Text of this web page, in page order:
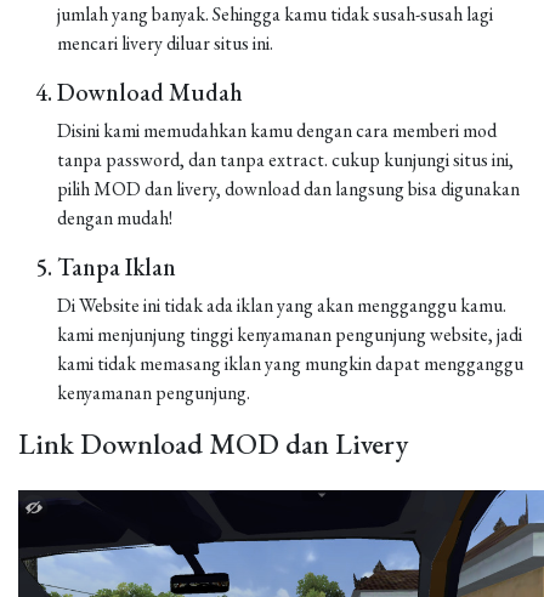
jumlah yang banyak. Sehingga kamu tidak susah-susah lagi
mencari livery diluar situs ini.
Download Mudah
Disini kami memudahkan kamu dengan cara memberi mod
tanpa password, dan tanpa extract. cukup kunjungi situs ini,
pilih MOD dan livery, download dan langsung bisa digunakan
dengan mudah!
Tanpa Iklan
Di Website ini tidak ada iklan yang akan mengganggu kamu.
kami menjunjung tinggi kenyamanan pengunjung website, jadi
kami tidak memasang iklan yang mungkin dapat mengganggu
kenyamanan pengunjung.
Link Download MOD dan Livery